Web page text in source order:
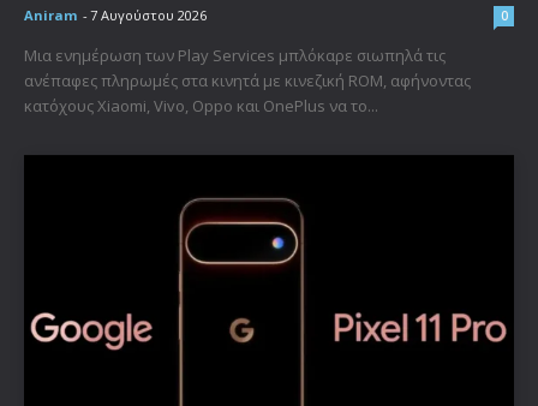
Aniram - 7 Αυγούστου 2026 0
Μια ενημέρωση των Play Services μπλόκαρε σιωπηλά τις
ανέπαφες πληρωμές στα κινητά με κινεζική ROM, αφήνοντας
κατόχους Xiaomi, Vivo, Oppo και OnePlus να το...